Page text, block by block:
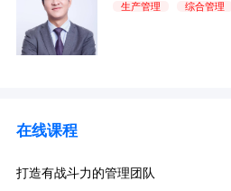
生产管理 综合管理
在线课程
打造有战斗力的管理团队